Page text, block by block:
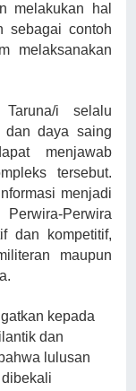
melakukan hal
sebagai contoh
melaksanakan
i selalu
dan daya saing
menjawab
tersebut.
menjadi
Perwira
dan kompetitif,
maupun
kepada
dan
lulusan